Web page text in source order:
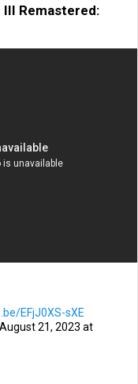
III Remastered:
EFjJ0XS-sXE
21, 2023 at